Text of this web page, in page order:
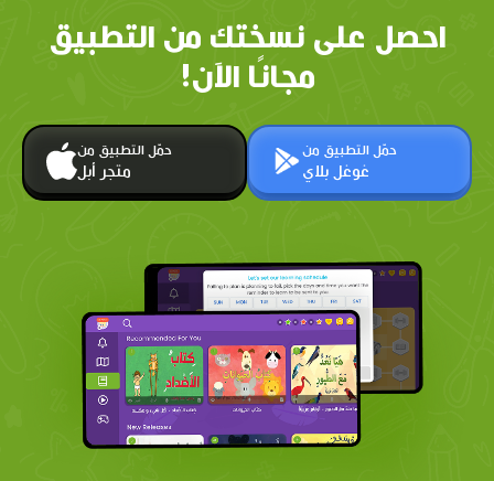
احصل على نسختك من التطبيق
مجانًا الآن!
حمّل التطبيق من
متجر أبل
حمّل التطبيق من
غوغل بلاي